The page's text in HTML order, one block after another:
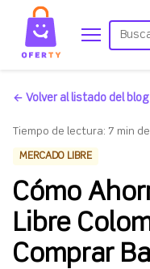
← Volver al listado del blog
Tiempo de lectura: 7 min
MERCADO LIBRE
Cómo
Libre
Comprar